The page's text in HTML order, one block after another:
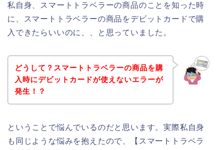
私自身、スマートトラベラーの商品のことを知った時
に、スマートトラベラーの商品をデビットカードで購
入できたらいいのに、、と思っていました。
どうして？スマートトラベラーの商品を購
入時にデビットカードが使えないエラーが
発生！？
ということで悩んでいるのだと思います。実際私自身
も同じような悩みを抱えたので、【スマートトラベラ